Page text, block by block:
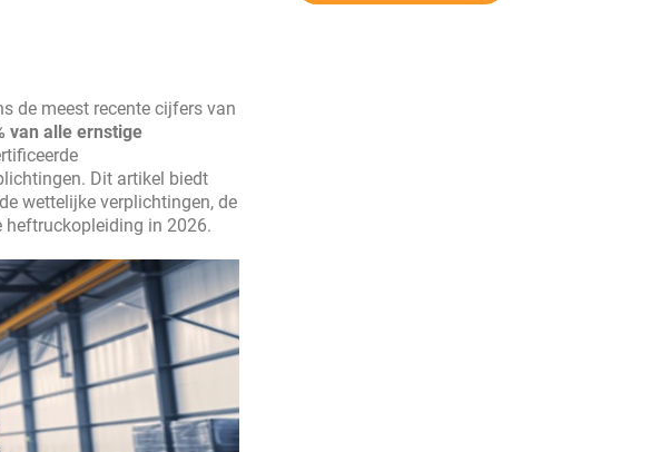
de meest recente cijfers van
van alle ernstige
Dit artikel biedt
wettelijke verplichtingen, de
heftruckopleiding in 2026.